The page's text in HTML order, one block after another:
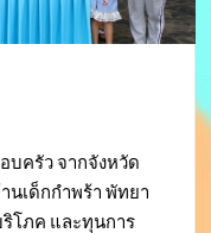
ครัว จากจังหวัด
นเด็กกำพร้า พัทยา
โภค และทุนการ